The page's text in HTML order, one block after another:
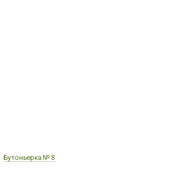
Бутоньерка № 8